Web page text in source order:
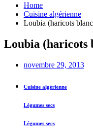
Home
Cuisine algérienne
Loubia (haricots
Loubia (haricots
novembre 29, 2013
Cuisine algérienne
Légumes secs
Légumes secs